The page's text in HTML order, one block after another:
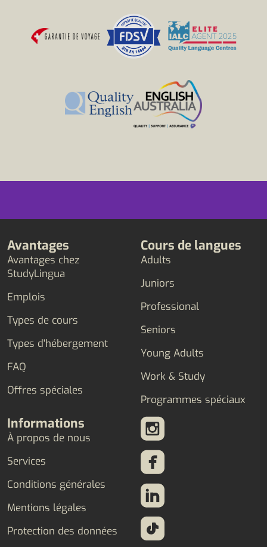
Avantages
Avantages chez
StudyLingua
Emplois
Types de cours
Types d'hébergement
FAQ
Offres spéciales
Cours de langues
Adults
Juniors
Professional
Seniors
Young Adults
Work & Study
Programmes spéciaux
Informations
À propos de nous
Services
Conditions générales
Mentions légales
Protection des données